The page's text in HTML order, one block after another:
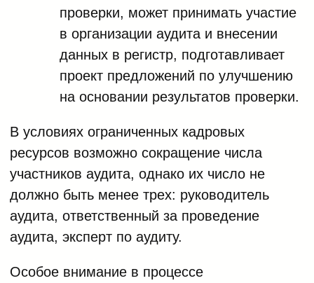
проверки, может принимать участие
в организации аудита и внесении
данных в регистр, подготавливает
проект предложений по улучшению
на основании результатов проверки.
В условиях ограниченных кадровых
ресурсов возможно сокращение числа
участников аудита, однако их число не
должно быть менее трех: руководитель
аудита, ответственный за проведение
аудита, эксперт по аудиту.
Особое внимание в процессе